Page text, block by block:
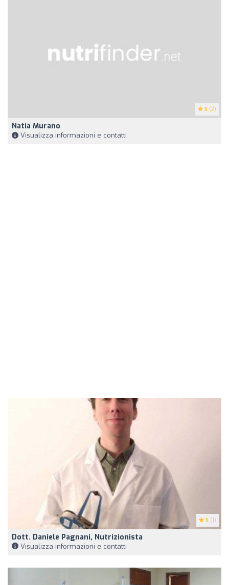
5 (2)
Natia Murano
Visualizza informazioni e contatti
5 (1)
Dott. Daniele Pagnani, Nutrizionista
Visualizza informazioni e contatti